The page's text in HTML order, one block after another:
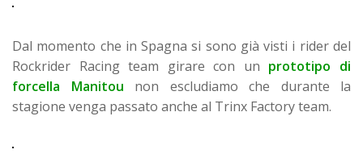
Dal momento che in Spagna si sono già visti i rider del
Rockrider Racing team girare con un prototipo di
forcella Manitou non escludiamo che durante la
stagione venga passato anche al Trinx Factory team.